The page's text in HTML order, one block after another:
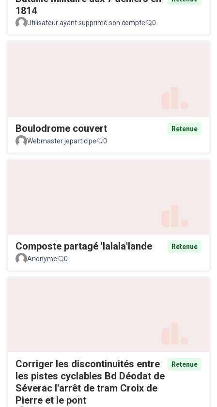
1814
Utilisateur ayant supprimé son compte 0
Boulodrome couvert
Retenue
Webmaster jeparticipe
0
Composte partagé 'lalala'lande
Retenue
Anonyme
0
Corriger les discontinuités entre
les pistes cyclables Bd Déodat de
Séverac l'arrêt de tram Croix de
Pierre et le pont
Retenue